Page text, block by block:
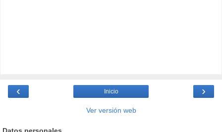
‹ ›
Inicio
Ver versión web